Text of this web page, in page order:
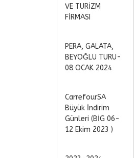
VE TURİZM
FİRMASI
PERA, GALATA,
BEYOĞLU TURU-
08 OCAK 2024
CarrefourSA
Büyük İndirim
Günleri (BİG 06-
12 Ekim 2023 )